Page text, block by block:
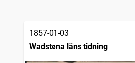
1857-01-03
Wadstena läns tidning